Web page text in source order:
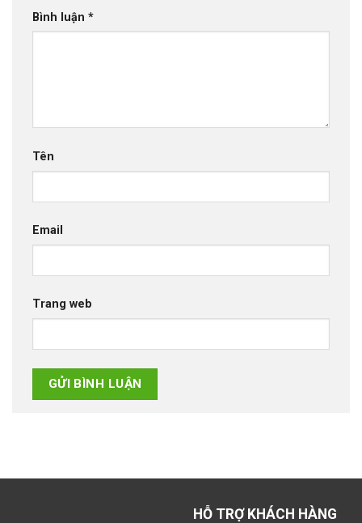
Bình luận *
Tên
Email
Trang web
HỖ TRỢ KHÁCH HÀNG